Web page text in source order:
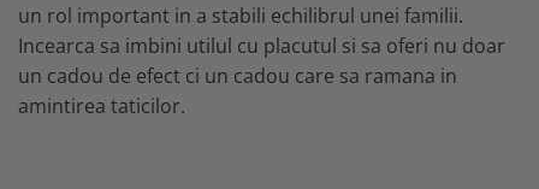
un rol important in a stabili echilibrul unei familii.
Incearca sa imbini utilul cu placutul si sa oferi nu doar
un cadou de efect ci un cadou care sa ramana in
amintirea taticilor.